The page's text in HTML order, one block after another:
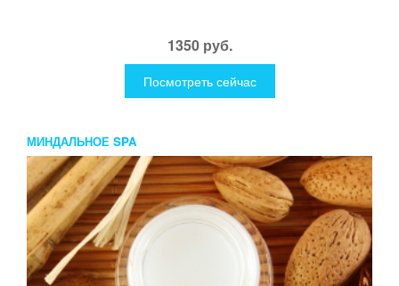
1350 руб.
Посмотреть сейчас
МИНДАЛЬНОЕ SPA